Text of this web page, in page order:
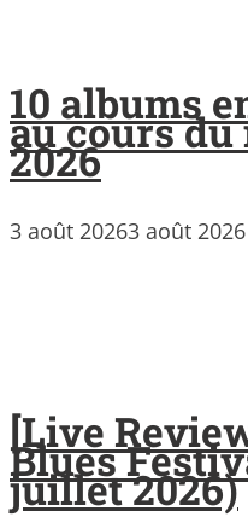
10 albums
au cours
2026
3 août 20263 août 2026
[Live
Blues
juillet 2026)